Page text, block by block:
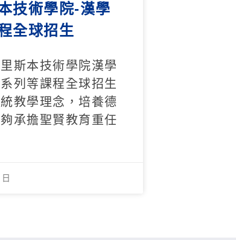
技術學院-漢學
全球招生
斯本技術學院漢學
列等課程全球招生
教學理念，培養德
承擔聖賢教育重任